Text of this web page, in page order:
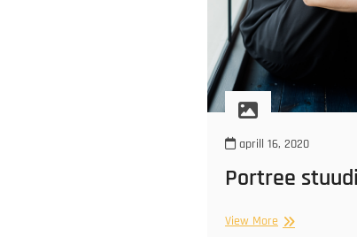
aprill 16, 2020
Portree
View More Portree